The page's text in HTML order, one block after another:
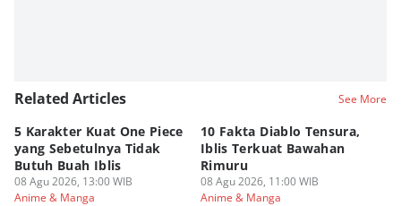
Related Articles See More
5 Karakter Kuat One Piece
yang Sebetulnya Tidak
Butuh Buah Iblis
08 Agu 2026, 13:00 WIB
Anime & Manga
10 Fakta Diablo Tensura,
Iblis Terkuat Bawahan
Rimuru
08 Agu 2026, 11:00 WIB
Anime & Manga